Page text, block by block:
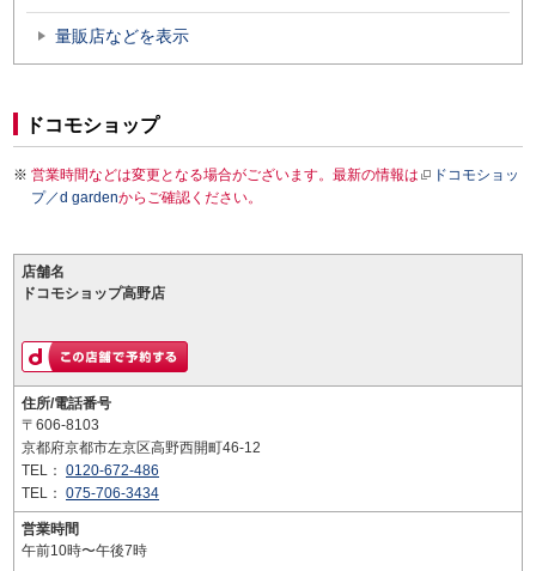
量販店などを表示
ドコモショップ
営業時間などは変更となる場合がございます。最新の情報は
ドコモショッ
プ／d gardenからご確認ください。
店舗名
ドコモショップ高野店
住所/電話番号
〒606-8103
京都府京都市左京区高野西開町46-12
TEL： 0120-672-486
TEL： 075-706-3434
営業時間
午前10時〜午後7時